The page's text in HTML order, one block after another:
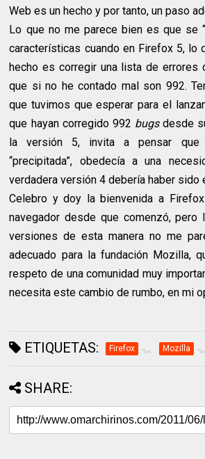
Web es un hecho y por tanto, un paso
Lo que no me parece bien es que se
características cuando en Firefox 5, lo
hecho es corregir una lista de errores
que si no he contado mal son 992.
que tuvimos que esperar para el
que hayan corregido 992 bugsdesde
la versión 5, invita a pensar
“precipitada”, obedecía a una
verdadera versión 4 debería haber sido
Celebro y doy la bienvenida a
navegador desde que comenzó, pero
versiones de esta manera no me
adecuado para la fundación Mozilla,
respeto de una comunidad muy
necesita este cambio de rumbo, en mi
ETIQUETAS: Firefox Mozilla
SHARE: